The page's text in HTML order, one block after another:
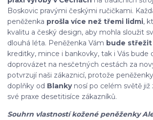
Boskovic pravými českými ručičkami.
peněženka prošla více než třemi lidmi,
kvalitu a český design, aby mohla sloužit
dlouhá léta. Peněženka Vám bude střežit
kreditky, mince i bankovky, tak i Vás bude
doprovázet na nesčetných cestách za
potvrzují naši zákaznicí, protože
doplňky od Blankynosí po celém světě již
své praxe desetitisíce zákazníků.
Souhrn vlastností kožené peněženky